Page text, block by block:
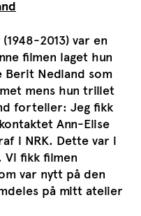
2013) var en
filmen laget hun
Berit Nedland som
mens hun trillet
forteller: Jeg fikk
Ann-Elise
i NRK. Dette var i
Vi fikk filmen
var nytt på den
på mitt atelier